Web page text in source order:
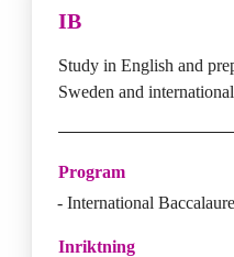
IB
Study in English and
Sweden and
Program
International
Inriktning